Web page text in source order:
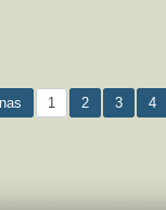
1 2 3 4